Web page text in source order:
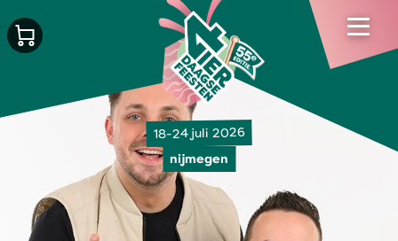
18-24 juli 2026
nijmegen